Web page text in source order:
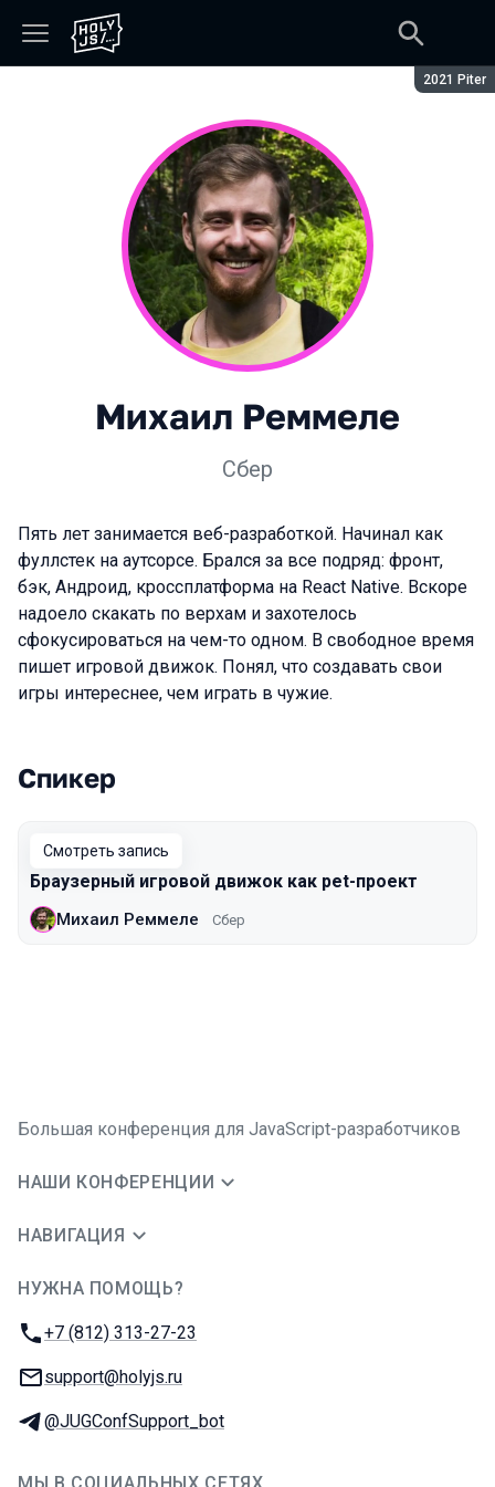
Сезон:
2021 Piter
Михаил Реммеле
Сбер
Пять лет занимается веб-разработкой. Начинал как
фуллстек на аутсорсе. Брался за все подряд: фронт,
бэк, Андроид, кроссплатформа на React Native. Вскоре
надоело скакать по верхам и захотелось
сфокусироваться на чем-то одном. В свободное время
пишет игровой движок. Понял, что создавать свои
игры интереснее, чем играть в чужие.
Выступления в сезоне 2021 Piter
Спикер
Смотреть запись
Браузерный игровой движок как pet-проект
Михаил Реммеле Сбер
Большая конференция для JavaScript-разработчиков
НАШИ КОНФЕРЕНЦИИ
НАВИГАЦИЯ
НУЖНА ПОМОЩЬ?
Телефон:
+7 (812) 313-27-23
E-mail:
support@holyjs.ru
Телеграм:
@JUGConfSupport_bot